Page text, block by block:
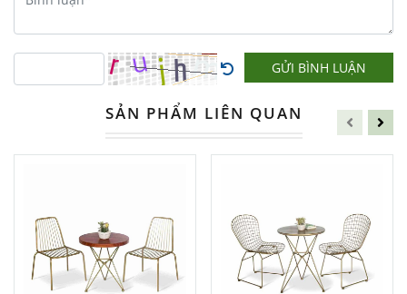
hoàn hảo cho
không gian sống của mình?Bộ Bàn Ghế
Cafe BGCFDT334từNội Thất Đức
chính là sự lựa chọn lý tưởng
mang lại sự tiện nghi mà còn tạo nên
phong cách sang trọng cho bất kỳ không
gian nào.
GỬI BÌNH LUẬN
SẢN PHẨM LIÊN QUAN